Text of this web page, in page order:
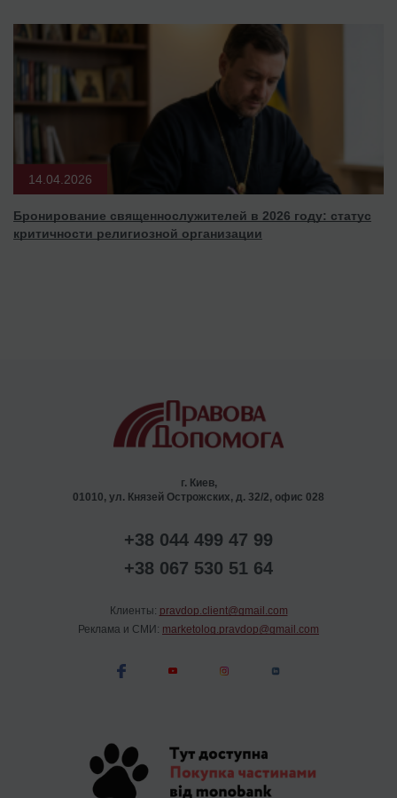
14.04.2026
Бронирование священнослужителей в 2026 году: статус
критичности религиозной организации
г. Киев,
01010, ул. Князей Острожских, д. 32/2, офис 028
+38 044 499 47 99
+38 067 530 51 64
Клиенты: pravdop.client@gmail.com
Реклама и СМИ: marketolog.pravdop@gmail.com